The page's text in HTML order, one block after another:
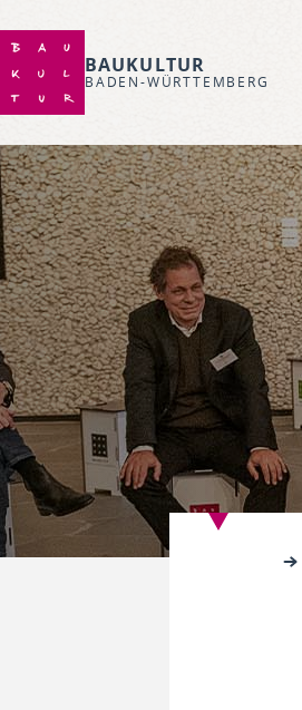
BAUKULTUR
BADEN-WÜRTTEMBERG